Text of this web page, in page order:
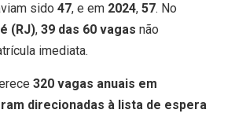
sido 47, e em 2024, 57. No
(RJ), 39 das 60 vagas não
imediata.
320 vagas anuais em
direcionadas à lista de espera